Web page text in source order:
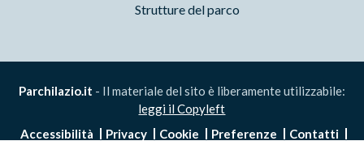
Strutture del parco
Parchilazio.it - Il materiale del sito è liberamente utilizzabile:
leggi il Copyleft
Accessibilità
Privacy Cookie Preferenze Contatti